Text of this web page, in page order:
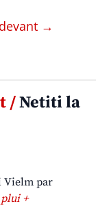
→
/Netiti la
Vielm par
+